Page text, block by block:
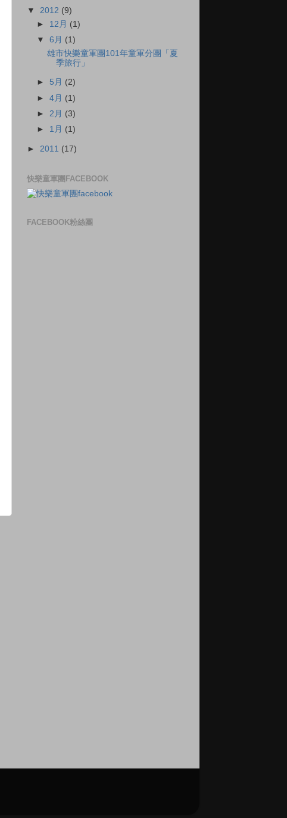
▼ 2012 (9)
► 12月 (1)
▼6月 (1)
雄市快樂童軍團101年童軍分團「夏
季旅行」
► 5月 (2)
►4月 (1)
► 2月 (3)
► 1月 (1)
► 2011 (17)
快樂童軍團FACEBOOK
FACEBOOK粉絲團